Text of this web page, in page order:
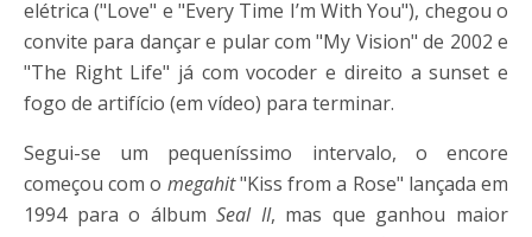
elétrica ("Love" e "Every Time I’m With You"), chegou o
convite para dançar e pular com "My Vision" de 2002 e
"The Right Life" já com vocoder e direito a sunset e
fogo de artifício (em vídeo) para terminar.
Segui-se um pequeníssimo intervalo, o encore
começou com o megahit"Kiss from a Rose" lançada em
1994 para o álbumSeal II, mas que ganhou maior